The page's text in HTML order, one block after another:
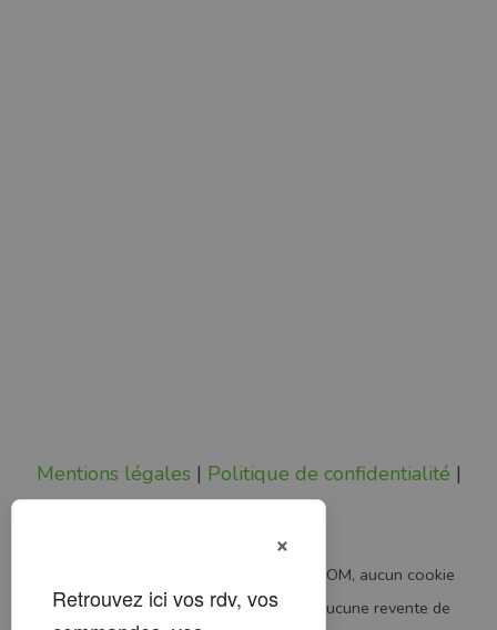
Mentions légales | Politique de confidentialité |
Status
Chez VETDOM, aucun cookie
publicitaire, aucun traceur analytique, aucune revente de
×